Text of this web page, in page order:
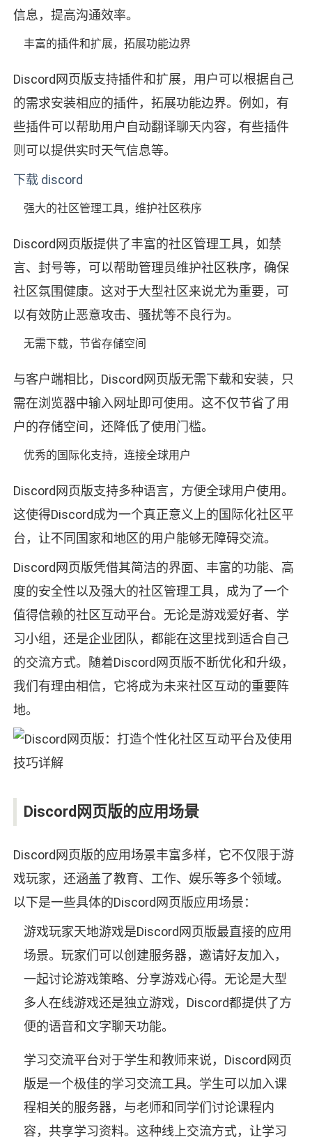
信息，提高沟通效率。
丰富的插件和扩展，拓展功能边界
Discord网页版支持插件和扩展，用户可以根据自己
的需求安装相应的插件，拓展功能边界。例如，有
些插件可以帮助用户自动翻译聊天内容，有些插件
则可以提供实时天气信息等。
下载 discord
强大的社区管理工具，维护社区秩序
Discord网页版提供了丰富的社区管理工具，如禁
言、封号等，可以帮助管理员维护社区秩序，确保
社区氛围健康。这对于大型社区来说尤为重要，可
以有效防止恶意攻击、骚扰等不良行为。
无需下载，节省存储空间
与客户端相比，Discord网页版无需下载和安装，只
需在浏览器中输入网址即可使用。这不仅节省了用
户的存储空间，还降低了使用门槛。
优秀的国际化支持，连接全球用户
Discord网页版支持多种语言，方便全球用户使用。
这使得Discord成为一个真正意义上的国际化社区平
台，让不同国家和地区的用户能够无障碍交流。
Discord网页版凭借其简洁的界面、丰富的功能、高
度的安全性以及强大的社区管理工具，成为了一个
值得信赖的社区互动平台。无论是游戏爱好者、学
习小组，还是企业团队，都能在这里找到适合自己
的交流方式。随着Discord网页版不断优化和升级，
我们有理由相信，它将成为未来社区互动的重要阵
地。
Discord网页版的应用场景
Discord网页版的应用场景丰富多样，它不仅限于游
戏玩家，还涵盖了教育、工作、娱乐等多个领域。
以下是一些具体的Discord网页版应用场景：
游戏玩家天地游戏是Discord网页版最直接的应用
场景。玩家们可以创建服务器，邀请好友加入，
一起讨论游戏策略、分享游戏心得。无论是大型
多人在线游戏还是独立游戏，Discord都提供了方
便的语音和文字聊天功能。
学习交流平台对于学生和教师来说，Discord网页
版是一个极佳的学习交流工具。学生可以加入课
程相关的服务器，与老师和同学们讨论课程内
容，共享学习资料。这种线上交流方式，让学习